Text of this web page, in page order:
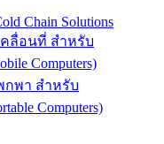
Chain Solutions
ลื่อนที่ สำหรับ
Computers)
พา สำหรับ
Computers)